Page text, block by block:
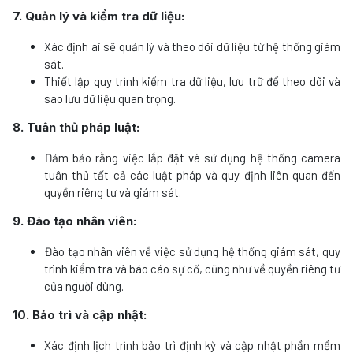
7. Quản lý và kiểm tra dữ liệu:
Xác định ai sẽ quản lý và theo dõi dữ liệu từ hệ thống giám
sát.
Thiết lập quy trình kiểm tra dữ liệu, lưu trữ để theo dõi và
sao lưu dữ liệu quan trọng.
8. Tuân thủ pháp luật:
Đảm bảo rằng việc lắp đặt và sử dụng hệ thống camera
tuân thủ tất cả các luật pháp và quy định liên quan đến
quyền riêng tư và giám sát.
9. Đào tạo nhân viên:
Đào tạo nhân viên về việc sử dụng hệ thống giám sát, quy
trình kiểm tra và báo cáo sự cố, cũng như về quyền riêng tư
của người dùng.
10. Bảo trì và cập nhật:
Xác định lịch trình bảo trì định kỳ và cập nhật phần mềm